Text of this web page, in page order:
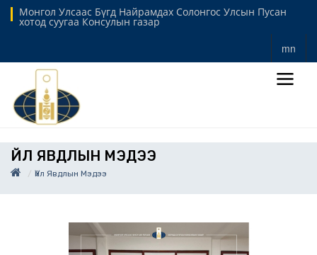
Монгол Улсаас Бүгд Найрамдах Солонгос Улсын Пусан
хотод суугаа Консулын газар
mn
ҮЙЛ ЯВДЛЫН МЭДЭЭ
Үйл Явдлын Мэдээ